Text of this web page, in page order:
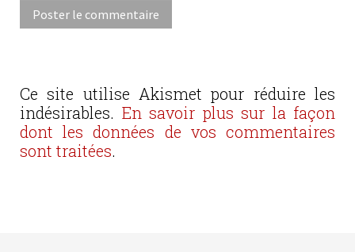
Ce site utilise Akismet pour réduire les
indésirables. En savoir plus sur la façon
dont les données de vos commentaires
sont traitées.